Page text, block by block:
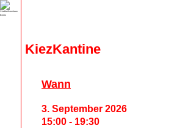
KiezKantine
Wann
3. September 2026
15:00 - 19:30